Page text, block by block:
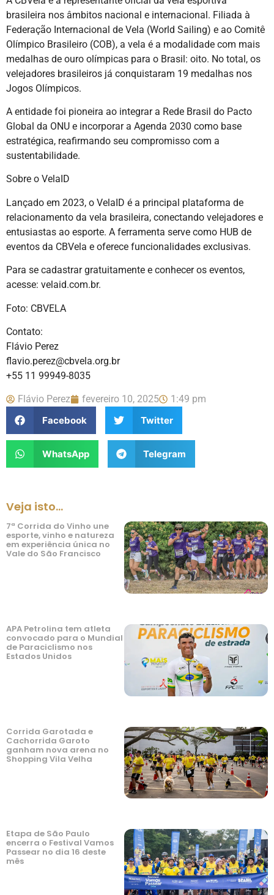
brasileira nos âmbitos nacional e internacional. Filiada à
Federação Internacional de Vela (World Sailing) e ao Comitê
Olímpico Brasileiro (COB), a vela é a modalidade com mais
medalhas de ouro olímpicas para o Brasil: oito. No total, os
velejadores brasileiros já conquistaram 19 medalhas nos
Jogos Olímpicos.
A entidade foi pioneira ao integrar a Rede Brasil do Pacto
Global da ONU e incorporar a Agenda 2030 como base
estratégica, reafirmando seu compromisso com a
sustentabilidade.
Sobre o VelaID
Lançado em 2023, o VelaID é a principal plataforma de
relacionamento da vela brasileira, conectando velejadores e
entusiastas ao esporte. A ferramenta serve como HUB de
eventos da CBVela e oferece funcionalidades exclusivas.
Para se cadastrar gratuitamente e conhecer os eventos,
acesse: velaid.com.br.
Foto: CBVELA
Contato:
Flávio Perez
flavio.perez@cbvela.org.br
+55 11 99949-8035
Flávio Perez fevereiro 10, 2025
1:49 pm
Facebook
Twitter
WhatsApp Telegram
Veja isto...
7ª Corrida do Vinho une
esporte, vinho e natureza
em experiência única no
Vale do São Francisco
APA Petrolina tem atleta
convocado para o Mundial
de Paraciclismo nos
Estados Unidos
Corrida Garotada e
Cachorrida Garoto
ganham nova arena no
Shopping Vila Velha
Etapa de São Paulo
encerra o Festival Vamos
Passear no dia 16 deste
mês